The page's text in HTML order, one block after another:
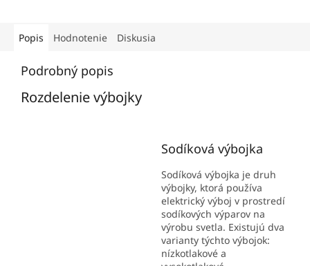
Popis Hodnotenie Diskusia
Podrobný popis
Rozdelenie výbojky
Sodíková výbojka
Sodíková výbojka je druh
výbojky, ktorá používa
elektrický výboj v prostredí
sodíkových výparov na
výrobu svetla. Existujú dva
varianty týchto výbojok:
nízkotlakové a